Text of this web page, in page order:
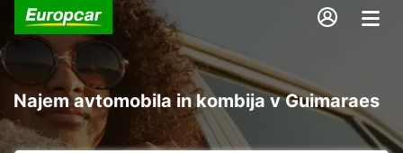
Najem avtomobila in kombija v Guimaraes